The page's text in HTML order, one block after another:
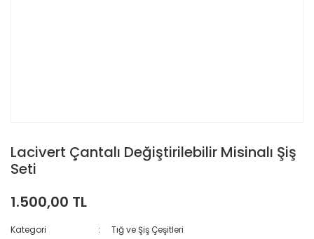
Lacivert Çantalı Değiştirilebilir Misinalı Şiş
Seti
1.500,00 TL
Kategori Tığ ve Şiş Çeşitleri